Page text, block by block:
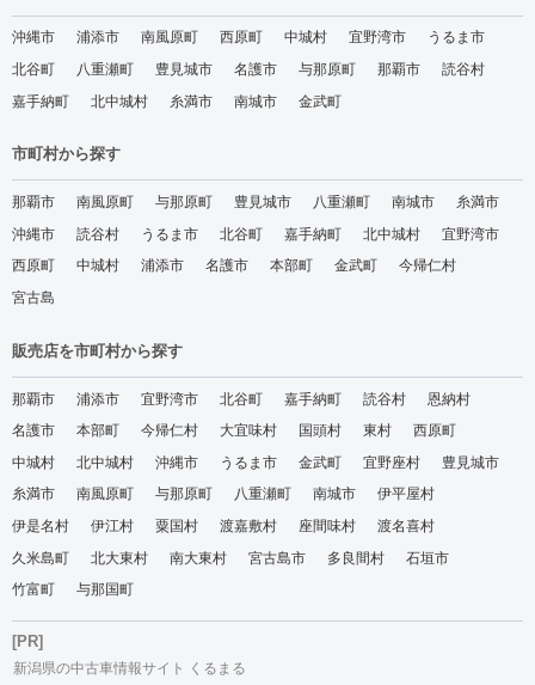
沖縄市 浦添市 南風原町 西原町 中城村 宜野湾市
うるま市
北谷町
八重瀬町 豊見城市 名護市 与那原町 那覇市
読谷村
嘉手納町
北中城村 糸満市 南城市 金武町
市町村から探す
那覇市 南風原町 与那原町 豊見城市 八重瀬町 南城市
糸満市
沖縄市
読谷村 うるま市 北谷町 嘉手納町 北中城村
宜野湾市
西原町
中城村 浦添市 名護市 本部町 金武町
今帰仁村
宮古島
販売店を市町村から探す
那覇市 浦添市 宜野湾市 北谷町 嘉手納町 読谷村
恩納村
名護市
本部町 今帰仁村 大宜味村 国頭村 東村
西原町
中城村
北中城村 沖縄市 うるま市 金武町 宜野座村
豊見城市
糸満市
南風原町 与那原町 八重瀬町 南城市
伊平屋村
伊是名村
伊江村 粟国村 渡嘉敷村 座間味村
渡名喜村
久米島町
北大東村 南大東村 宮古島市 多良間村
石垣市
竹富町
与那国町
[PR]
新潟県の中古車情報サイト くるまる